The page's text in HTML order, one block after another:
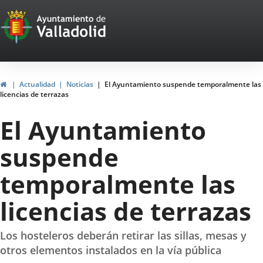
Portal
Web
del
Ayuntamiento
de
Valladolid
HomeActualidad Noticias
El Ayuntamiento suspende temporalmente las
licencias de terrazas
El Ayuntamiento
suspende
temporalmente las
licencias de terrazas
Los hosteleros deberán retirar las sillas, mesas y
otros elementos instalados en la vía pública